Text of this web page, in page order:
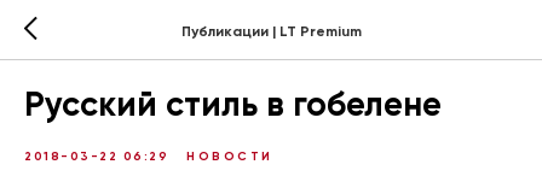
Публикации | LT Premium
Русский стиль в гобелене
2018-03-22 06:29 НОВОСТИ